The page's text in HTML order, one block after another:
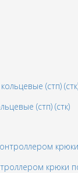
(стп) (стк)
крюки